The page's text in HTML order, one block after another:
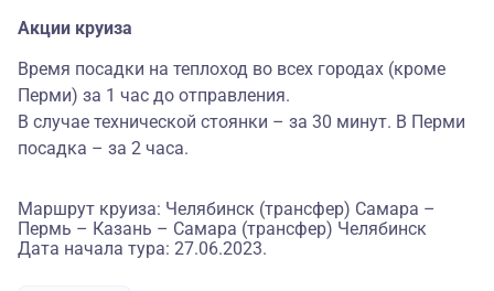
Акции круиза
Время посадки на теплоход во всех городах (кроме
Перми) за 1 час до отправления.
В случае технической стоянки – за 30 минут. В Перми
посадка – за 2 часа.
Маршрут круиза: Челябинск (трансфер) Самара –
Пермь – Казань – Самара (трансфер) Челябинск
Дата начала тура: 27.06.2023.